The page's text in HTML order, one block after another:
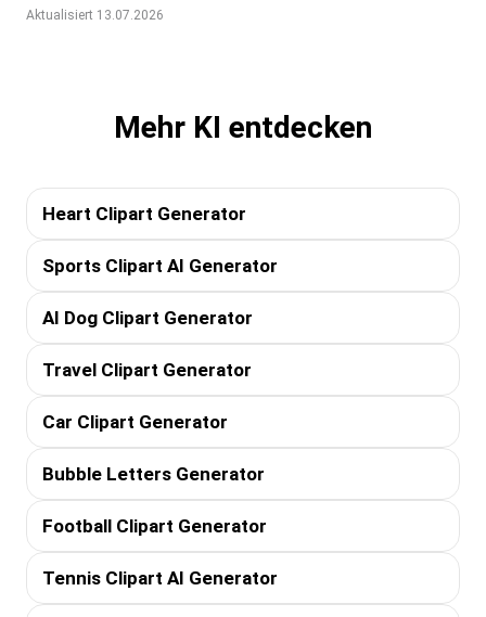
Aktualisiert 13.07.2026
Mehr KI entdecken
Heart Clipart Generator
Sports Clipart AI Generator
AI Dog Clipart Generator
Travel Clipart Generator
Car Clipart Generator
Bubble Letters Generator
Football Clipart Generator
Tennis Clipart AI Generator